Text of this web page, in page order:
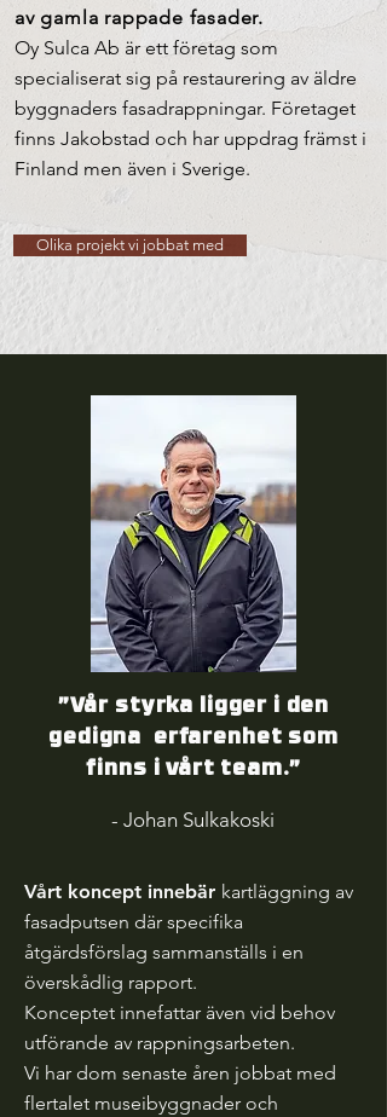
av gamla rappade fasader.
Oy Sulca Ab är ett företag som
specialiserat sig på restaurering av äldre
byggnaders fasadrappningar. Företaget
finns Jakobstad och har uppdrag främst i
Finland men även i Sverige.
Olika projekt vi jobbat med
”Vår styrka ligger i den
gedigna erfarenhet som
finns i vårt team.”
- Johan Sulkakoski
Vårt koncept innebär kartläggning av
fasadputsen där specifika
åtgärdsförslag sammanställs i en
överskådlig rapport.
Konceptet innefattar även vid behov
utförande av rappningsarbeten.
Vi har dom senaste åren jobbat med
flertalet museibyggnader och